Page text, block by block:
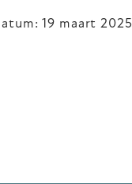
19 maart 2025